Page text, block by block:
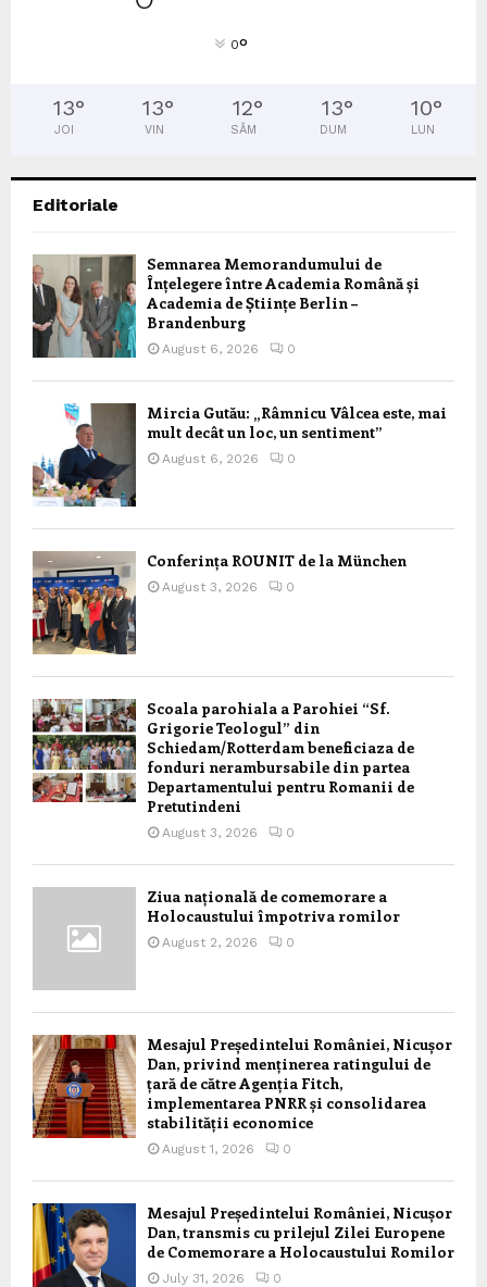
0°
13°
JOI
13°
VIN
12°
SÂM
13°
DUM
10°
LUN
Editoriale
Semnarea Memorandumului de
Înțelegere între Academia Română și
Academia de Științe Berlin –
Brandenburg
August 6, 2026 0
Mircia Gutău: „Râmnicu Vâlcea este, mai
mult decât un loc, un sentiment”
August 6, 2026 0
Conferința ROUNIT de la München
August 3, 2026 0
Scoala parohiala a Parohiei “Sf.
Grigorie Teologul” din
Schiedam/Rotterdam beneficiaza de
fonduri nerambursabile din partea
Departamentului pentru Romanii de
Pretutindeni
August 3, 2026 0
Ziua națională de comemorare a
Holocaustului împotriva romilor
August 2, 2026 0
Mesajul Președintelui României, Nicușor
Dan, privind menținerea ratingului de
țară de către Agenția Fitch,
implementarea PNRR și consolidarea
stabilității economice
August 1, 2026 0
Mesajul Președintelui României, Nicușor
Dan, transmis cu prilejul Zilei Europene
de Comemorare a Holocaustului Romilor
July 31, 2026 0